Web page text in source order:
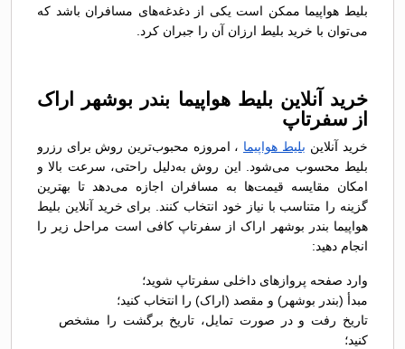
بلیط هواپیما ممکن است یکی از دغدغه‌های مسافران باشد که
می‌توان با خرید بلیط ارزان آن را جبران کرد.
خرید آنلاین بلیط هواپیما بندر بوشهر اراک
از سفرتاپ
خرید آنلاین بلیط هواپیما ، امروزه محبوب‌ترین روش برای رزرو
بلیط محسوب می‌شود. این روش به‌دلیل راحتی، سرعت بالا و
امکان مقایسه قیمت‌ها به مسافران اجازه می‌دهد تا بهترین
گزینه را متناسب با نیاز خود انتخاب کنند. برای خرید آنلاین بلیط
هواپیما بندر بوشهر اراک از سفرتاپ کافی است مراحل زیر را
انجام دهید:
وارد صفحه پروازهای داخلی سفرتاپ شوید؛
مبدأ (بندر بوشهر) و مقصد (اراک) را انتخاب کنید؛
تاریخ رفت و در صورت تمایل، تاریخ برگشت را مشخص
کنید؛